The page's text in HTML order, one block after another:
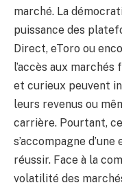
marché. La
puissance des
Direct, eToro ou
l’accès aux
et curieux peuvent
leurs revenus ou
carrière. Pourtant,
s’accompagne
réussir. Face à la
volatilité des